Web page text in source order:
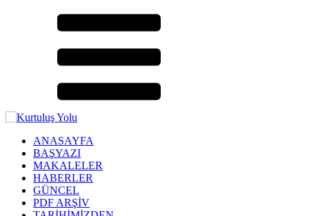
ANASAYFA
BAŞYAZI
MAKALELER
HABERLER
GÜNCEL
PDF ARŞİV